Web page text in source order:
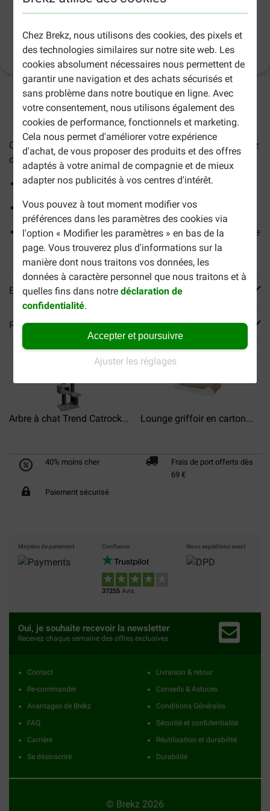
Chez Brekz, nous utilisons des cookies, des pixels et
des technologies similaires sur notre site web. Les
cookies absolument nécessaires nous permettent de
garantir une navigation et des achats sécurisés et
sans problème dans notre boutique en ligne. Avec
votre consentement, nous utilisons également des
cookies de performance, fonctionnels et marketing.
Cela nous permet d'améliorer votre expérience
d'achat, de vous proposer des produits et des offres
adaptés à votre animal de compagnie et de mieux
adapter nos publicités à vos centres d'intérêt.
Vous pouvez à tout moment modifier vos
préférences dans les paramètres des cookies via
l'option « Modifier les paramètres » en bas de la
page. Vous trouverez plus d'informations sur la
manière dont nous traitons vos données, les
données à caractère personnel que nous traitons et à
quelles fins dans notredéclaration de
confidentialité.
Accepter et poursuivre
Ajuster les réglages
mètres)
Informations sur le produit
2-5 jours ouvrables estimés, sauf indication contraire.
Cette corde de sisal en rouleau
est idéal lorsque vous avez
des griffoirs dont les tiges de sisal commencent à s'user.
Rouleau de 37,5 mètres
Facile à enrouler autour du griffoir
Parfait comme corde de remplacement. Redonne à votre
griffoir l'aspect du neuf
En savoir plus
Reviews
Arbre à chat Trend Catrock... Lounge griffoir en carton...
40% moins cher
Frais de port offerts dès
69 €
Paiement sécurisé
Moyens de paiement Confiance
37255 Avis
Nous expédions avect
Oui, je souhaite recevoir la newsletter
Recevez chaque semaine des offres exclusives
Contact
Re-commander
Avantages de Brekz
FAQ
Carrière
Se désinscrire
Livraison & retour
Conseils & Astuces
Conditions Générales
Sécurité et confidentialité
Réutilisation et durabilité
Durabilité
© Brekz 2026